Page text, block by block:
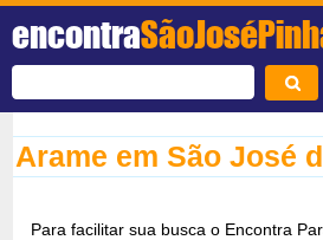
encontra
Arame em São José
Para facilitar sua busca o Encontra